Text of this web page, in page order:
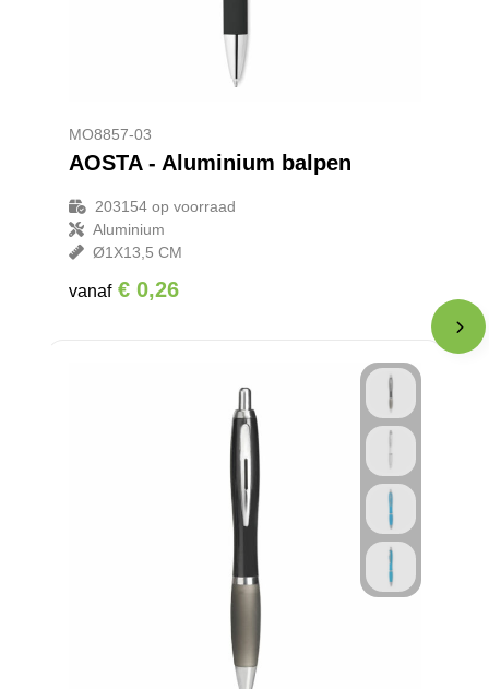
MO8857-03
AOSTA - Aluminium balpen
203154op voorraad
Aluminium
Ø1X13,5 CM
vanaf € 0,26